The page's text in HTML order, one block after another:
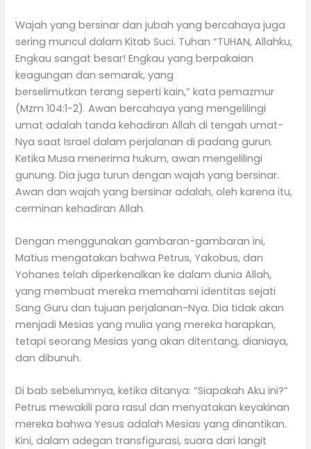
Wajah yang bersinar dan jubah yang bercahaya juga
sering muncul dalam Kitab Suci. Tuhan “TUHAN, Allahku,
Engkau sangat besar! Engkau yang berpakaian
keagungan dan semarak, yang
berselimutkan terang seperti kain,” kata pemazmur
(Mzm 104:1-2). Awan bercahaya yang mengelilingi
umat adalah tanda kehadiran Allah di tengah umat-
Nya saat Israel dalam perjalanan di padang gurun.
Ketika Musa menerima hukum, awan mengelilingi
gunung. Dia juga turun dengan wajah yang bersinar.
Awan dan wajah yang bersinar adalah, oleh karena itu,
cerminan kehadiran Allah.
Dengan menggunakan gambaran-gambaran ini,
Matius mengatakan bahwa Petrus, Yakobus, dan
Yohanes telah diperkenalkan ke dalam dunia Allah,
yang membuat mereka memahami identitas sejati
Sang Guru dan tujuan perjalanan-Nya. Dia tidak akan
menjadi Mesias yang mulia yang mereka harapkan,
tetapi seorang Mesias yang akan ditentang, dianiaya,
dan dibunuh.
Di bab sebelumnya, ketika ditanya: “Siapakah Aku ini?”
Petrus mewakili para rasul dan menyatakan keyakinan
mereka bahwa Yesus adalah Mesias yang dinantikan.
Kini, dalam adegan transfigurasi, suara dari langit